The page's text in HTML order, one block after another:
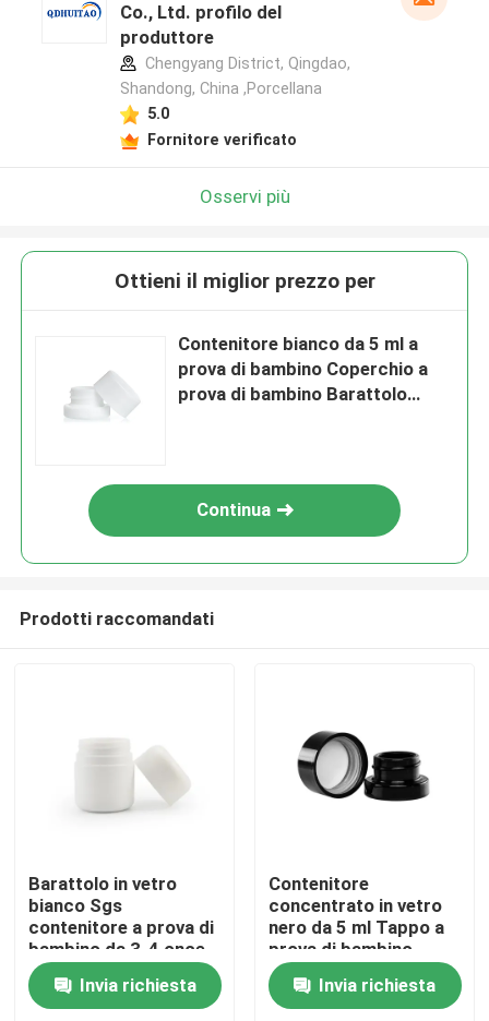
Casa
Prodotti
Co., Ltd. profilo del
produttore
Chengyang District, Qingdao,
Shandong, China ,Porcellana
5.0
Fornitore verificato
Osservi più
Ottieni il miglior prezzo per
Contenitore bianco da 5 ml a
prova di bambino Coperchio a
prova di bambino Barattolo
Continua
Prodotti raccomandati
Barattolo in vetro
bianco Sgs
contenitore a prova di
bambino da 3-4 once
con coperchio ad arco
resistente ai bambini
Invia richiesta
Contenitore
concentrato in vetro
nero da 5 ml Tappo a
prova di bambino
Barattolo in vetro nero
opacoInvia richiesta